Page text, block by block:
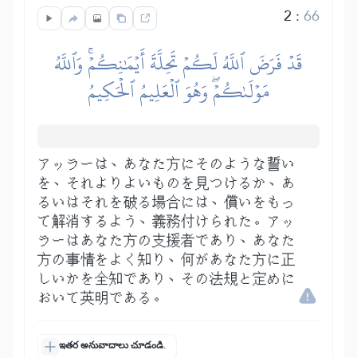
2 :66
قَدۡ فَرَضَ ٱللَّهُ لَكُمۡ تَحِلَّةَ أَيۡمَٰنِكُمۡۚ وَٱللَّهُ
مَوۡلَىٰكُمۡۖ وَهُوَ ٱلۡعَلِيمُ ٱلۡحَكِيمُ
アッラーは、あなた方にそのような誓い
を、それよりよいものを見つけるか、あ
るいはそれを破る場合には、償いをもっ
て解消するよう、義務付けられた。アッ
ラーはあなた方の支援者であり、あなた
方の事情をよく知り、何があなた方に正
しいかを全知であり、その法規と定めに
おいて英明である。
ఇతర అనువాదాలు చూడండి.